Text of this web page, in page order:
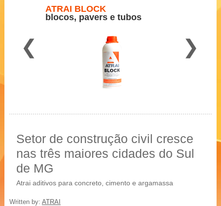
ATRAI BLOCK
blocos, pavers e tubos
❮ ❯
Setor de construção civil cresce
nas três maiores cidades do Sul
de MG
Atrai aditivos para concreto, cimento e argamassa
Written by: ATRAI